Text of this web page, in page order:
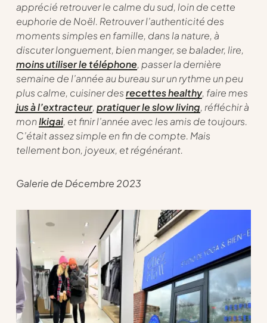
apprécié retrouver le calme du sud, loin de cette
euphorie de Noël. Retrouver l’authenticité des
moments simples en famille, dans la nature, à
discuter longuement, bien manger, se balader, lire,
moins utiliser le téléphone, passer la dernière
semaine de l’année au bureau sur un rythme un peu
plus calme, cuisiner desrecettes healthy, faire mes
jus à l’extracteur,pratiquer le slow living, réfléchir à
monIkigai, et finir l’année avec les amis de toujours.
C’était assez simple en fin de compte. Mais
tellement bon, joyeux, et régénérant.
Galerie de Décembre 2023